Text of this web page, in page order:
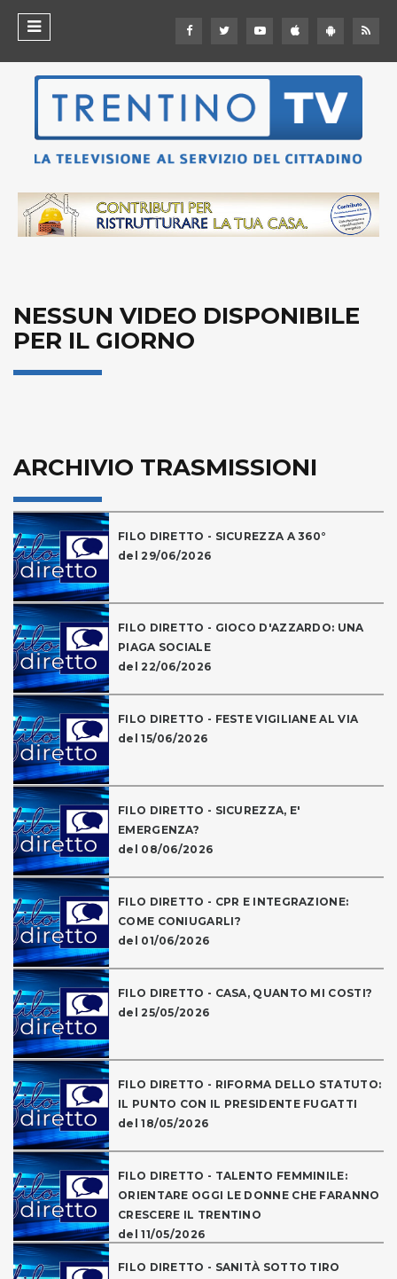
NESSUN VIDEO DISPONIBILE
PER IL GIORNO
ARCHIVIO TRASMISSIONI
FILO DIRETTO - SICUREZZA A 360°
del 29/06/2026
FILO DIRETTO - GIOCO D'AZZARDO: UNA
PIAGA SOCIALE
del 22/06/2026
FILO DIRETTO - FESTE VIGILIANE AL VIA
del 15/06/2026
FILO DIRETTO - SICUREZZA, E'
EMERGENZA?
del 08/06/2026
FILO DIRETTO - CPR E INTEGRAZIONE:
COME CONIUGARLI?
del 01/06/2026
FILO DIRETTO - CASA, QUANTO MI COSTI?
del 25/05/2026
FILO DIRETTO - RIFORMA DELLO STATUTO:
IL PUNTO CON IL PRESIDENTE FUGATTI
del 18/05/2026
FILO DIRETTO - TALENTO FEMMINILE:
ORIENTARE OGGI LE DONNE CHE FARANNO
CRESCERE IL TRENTINO
del 11/05/2026
FILO DIRETTO - SANITÀ SOTTO TIRO